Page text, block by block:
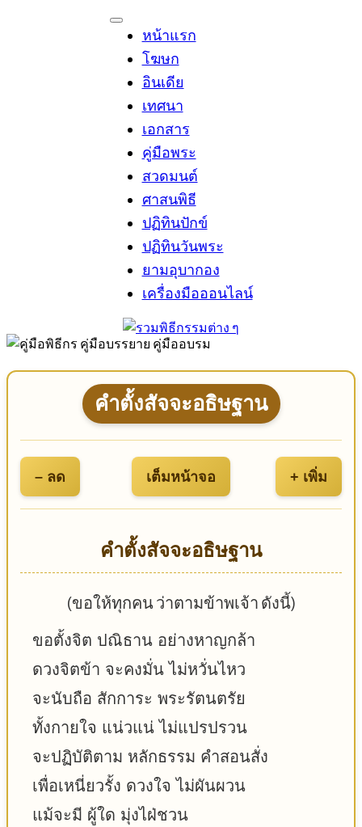
หน้าแรก
โฆษก
อินเดีย
เทศนา
เอกสาร
คู่มือพระ
สวดมนต์
ศาสนพิธี
ปฏิทินปักข์
ปฏิทินวันพระ
ยามอุบากอง
เครื่องมือออนไลน์
คำตั้งสัจจะอธิษฐาน
– ลด เต็มหน้าจอ + เพิ่ม
คำตั้งสัจจะอธิษฐาน
(ขอให้ทุกคน ว่าตามข้าพเจ้า ดังนี้)
ขอตั้งจิต ปณิธาน อย่างหาญกล้า
ดวงจิตข้า จะคงมั่น ไม่หวั่นไหว
จะนับถือ สักการะ พระรัตนตรัย
ทั้งกายใจ แน่วแน่ ไม่แปรปรวน
จะปฏิบัติตาม หลักธรรม คำสอนสั่ง
เพื่อเหนี่ยวรั้ง ดวงใจ ไม่ผันผวน
แม้จะมี ผู้ใด มุ่งไฝ่ชวน